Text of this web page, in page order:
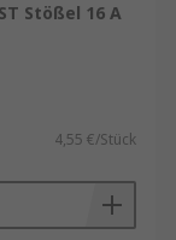
Stößel 16 A
4,55 €/Stück